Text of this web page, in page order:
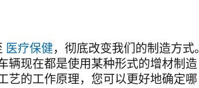
医疗保健，彻底改变我们的制造方式。
辆现在都是使用某种形式的增材制造
艺的工作原理，您可以更好地确定哪